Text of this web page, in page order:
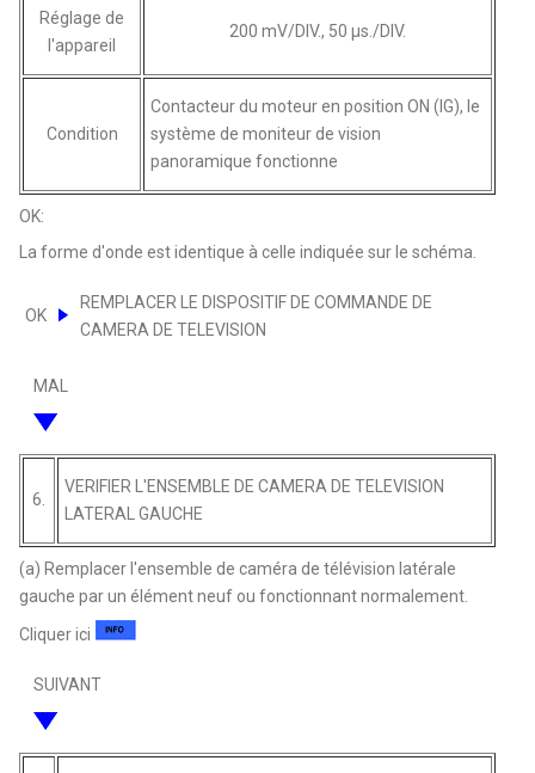
Réglage de
l'appareil
200 mV/DIV., 50 µs./DIV.
Condition
Contacteur du moteur en position ON (IG), le
système de moniteur de vision
panoramique fonctionne
OK:
La forme d'onde est identique à celle indiquée sur le schéma.
OK
REMPLACER LE DISPOSITIF DE COMMANDE DE
CAMERA DE TELEVISION
MAL
6.
VERIFIER L'ENSEMBLE DE CAMERA DE TELEVISION
LATERAL GAUCHE
(a) Remplacer l'ensemble de caméra de télévision latérale
gauche par un élément neuf ou fonctionnant normalement.
Cliquer ici
SUIVANT